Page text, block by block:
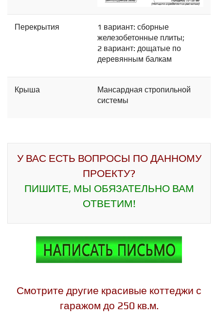
Перекрытия
1 вариант: сборные
железобетонные плиты;
2 вариант: дощатые по
деревянным балкам
Крыша
Мансардная стропильной
системы
У ВАС ЕСТЬ ВОПРОСЫ ПО ДАННОМУ
ПРОЕКТУ?
ПИШИТЕ, МЫ ОБЯЗАТЕЛЬНО ВАМ
ОТВЕТИМ!
Смотрите другие красивые коттеджи с
гаражом до 250 кв.м.